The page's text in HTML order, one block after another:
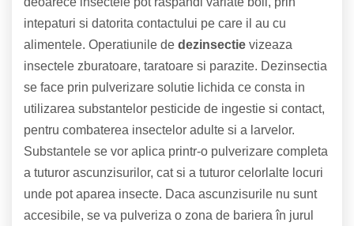
intepaturi si datorita contactului pe care il au cu
alimentele. Operatiunile de dezinsectie vizeaza
insectele zburatoare, taratoare si parazite. Dezinsectia
se face prin pulverizare solutie lichida ce consta in
utilizarea substantelor pesticide de ingestie si contact,
pentru combaterea insectelor adulte si a larvelor.
Substantele se vor aplica printr-o pulverizare completa
a tuturor ascunzisurilor, cat si a tuturor celorlalte locuri
unde pot aparea insecte. Daca ascunzisurile nu sunt
accesibile, se va pulveriza o zona de bariera în jurul